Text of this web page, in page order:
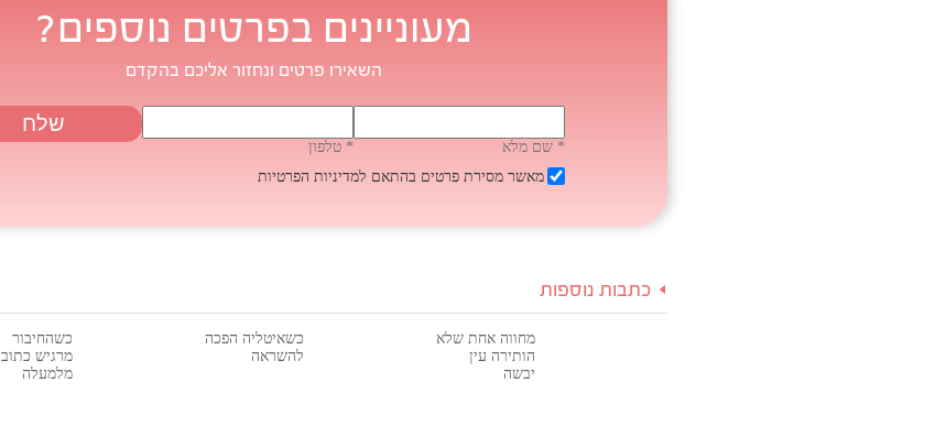
מעוניינים בפרטים נוספים?
השאירו פרטים ונחזור אליכם בהקדם
* שם מלא
* טלפון
מאשר מסירת פרטים בהתאם למדיניות הפרטיות
כתבות נוספות
מחווה אחת שלא
הותירה עין
יבשה
כשאיטליה הפכה
להשראה
כשהחיבור
מרגיש כתוב
מלמעלה